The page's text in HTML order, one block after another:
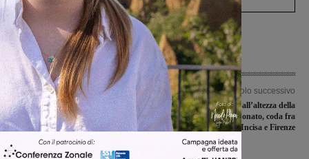
Articolo precedente
La Sangiovannese chiude la stagione
in casa con il Ponsacco
Articolo successivo
Incidente in A1 all’altezza della
galleria di San Donato, coda fra
Incisa e Firenze